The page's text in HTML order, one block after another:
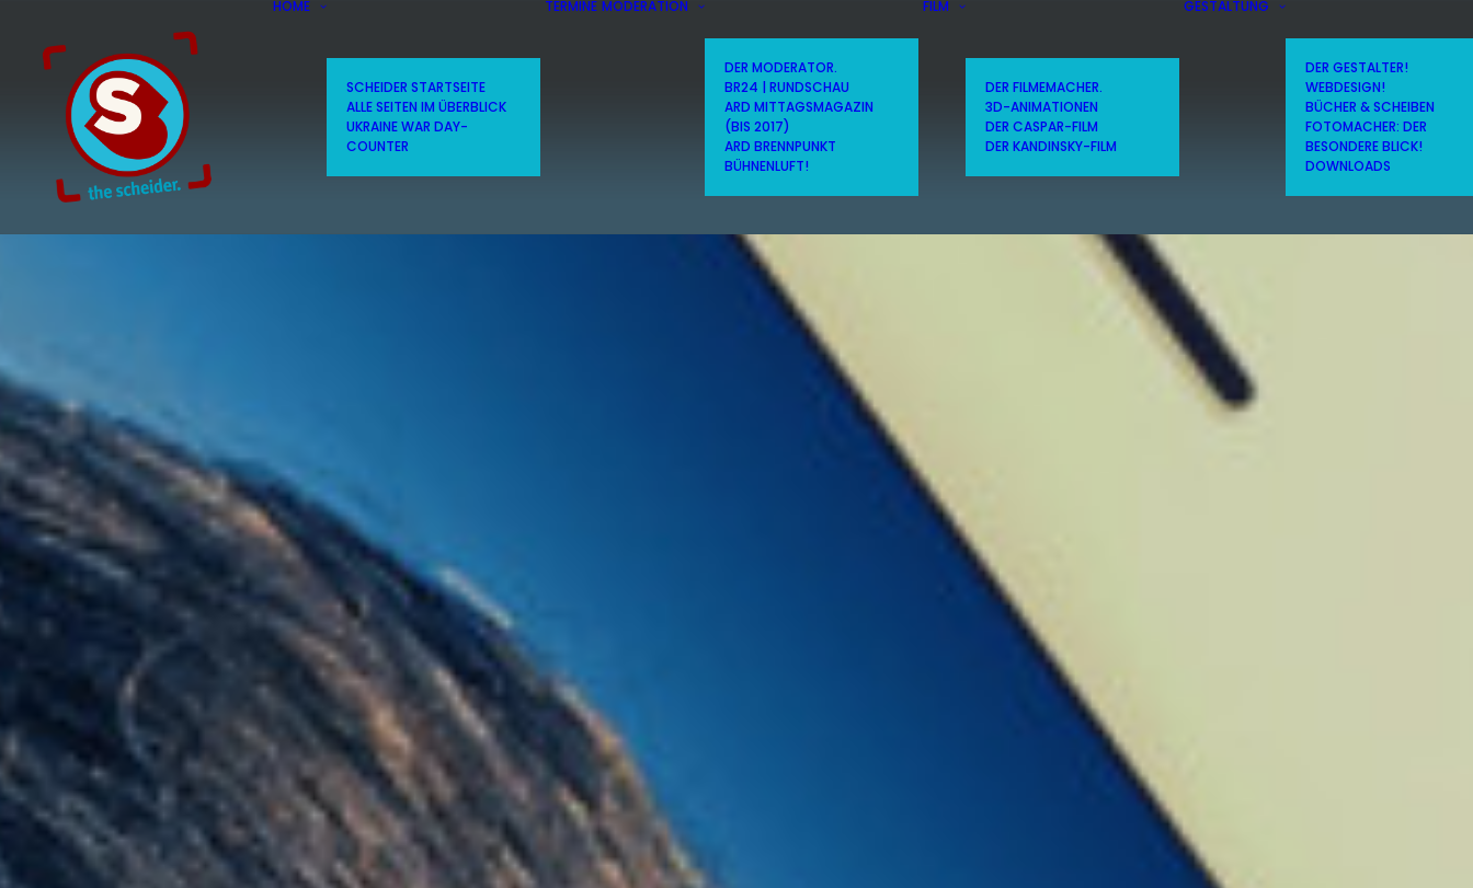
HOME
SCHEIDER STARTSEITE
ALLE SEITEN IM ÜBERBLICK
UKRAINE WAR DAY-
COUNTER
TERMINE MODERATION
DER MODERATOR.
BR24 | RUNDSCHAU
ARD MITTAGSMAGAZIN
(BIS 2017)
ARD BRENNPUNKT
BÜHNENLUFT!
FILM
DER FILMEMACHER.
3D-ANIMATIONEN
DER CASPAR-FILM
DER KANDINSKY-FILM
GESTALTUNG
DER GESTALTER!
WEBDESIGN!
BÜCHER & SCHEIBEN
FOTOMACHER: DER
BESONDERE BLICK!
DOWNLOADS